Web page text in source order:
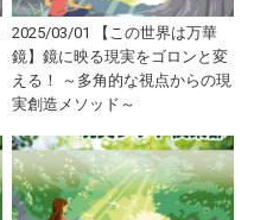
2025/03/01 【この世界は万華
鏡】鏡に映る現実をゴロンと変
える！ ～多角的な視点からの現
実創造メソッド～